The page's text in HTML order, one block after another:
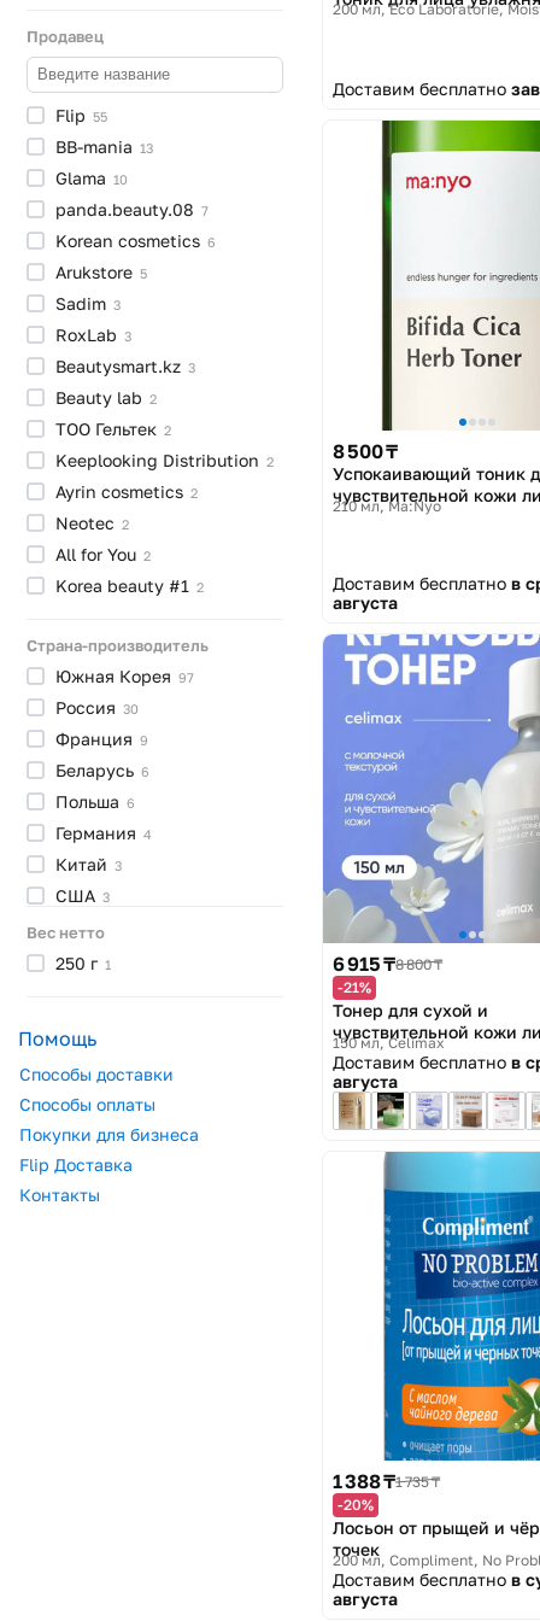
сужение
выравнивание
Продавец
Flip 55
BB-mania 13
Glama 10
panda.beauty.08 7
Korean cosmetics 6
Arukstore 5
Sadim 3
RoxLab 3
Beautysmart.kz 3
Beauty lab 2
ТОО Гельтек 2
Keeplooking Distribution 2
Ayrin cosmetics 2
Neotec 2
All forYou 2
Korea beauty #1 2
Страна-производитель
Южная Корея 97
Россия 30
Франция 9
Беларусь 6
Польша 6
Германия 4
Китай 3
США 3
Испания
Казахстан
Вес нетто
250 г 1
Помощь
Способы доставки
Способы оплаты
Покупки для бизнеса
Flip Доставка
Контакты
200 мл Eco Laboratorie,
Доставим бесплатно
8 500 ₸
Успокаивающий тоник
чувствительной кожи
«Bifida Cica Herb Toner»
210 мл Ma:Nyo
Доставим бесплатно в
августа
6 915 ₸8 800 ₸
-21%
Тонер для сухой и
чувствительной кожи
Barrier Creamy Toner»
150 мл Celimax
Доставим бесплатно в
августа
1 388 ₸1 735 ₸
-20%
Лосьон от прыщей и
точек
200 мл Compliment, No
Доставим бесплатно в
августа